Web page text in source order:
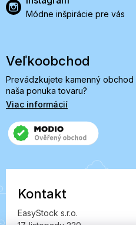
Módne inšpirácie pre vás
Veľkoobchod
Prevádzkujete kamenný
naša ponuka tovaru?
Viac informácií
Kontakt
EasyStock s.r.o.